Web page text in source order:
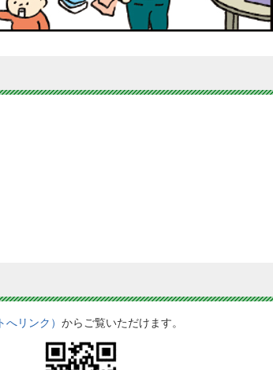
リンク） からご覧いただけます。